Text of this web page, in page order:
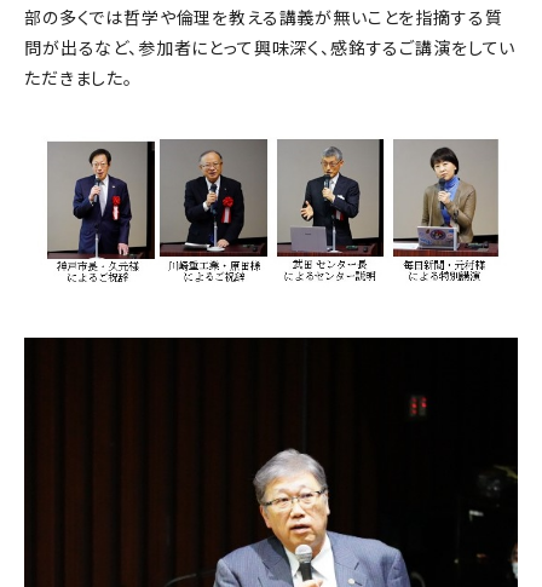
部の多くでは哲学や倫理を教える講義が無いことを指摘する質
問が出るなど、参加者にとって興味深く、感銘するご講演をしてい
ただきました。